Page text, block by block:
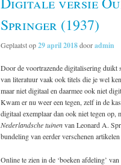
Springer (1937)
Geplaatst op29 april 2018dooradmin
Door de voortrazende digitalisering duikt
van literatuur vaak ook titels die je wel
maar niet digitaal en daarmee ook niet
Kwam er nu weer een tegen, zelf in de
digitaal exemplaar dan ook niet tegen op,
Nederlandsche tuinenvan Leonard A.
bundeling van eerder verschenen
Online te zien in de ‘boeken afdeling’